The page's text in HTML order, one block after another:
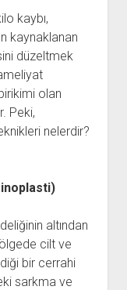
kaybı,
kaynaklanan
düzeltmek
olan
Peki,
nelerdir?
altından
cilt ve
bir cerrahi
sarkma ve